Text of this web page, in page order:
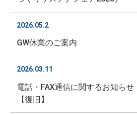
2026.05.2
GW休業のご案内
2026.03.11
電話・FAX通信に関するお知らせ
【復旧】